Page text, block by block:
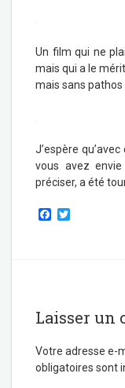
Un film qui ne
mais qui a le
mais sans pathos
J’espère
vous avez
préciser, a été
F
Laisser un
Votre adresse e-
obligatoires sont